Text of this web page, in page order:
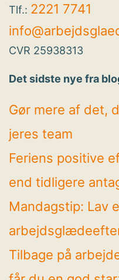
Tlf.: 2221 7741
CVR 25938313
Det sidste nye fra
Gør mere af det,
jeres team
Feriens positive
end tidligere
Mandagstip: Lav
Tilbage på